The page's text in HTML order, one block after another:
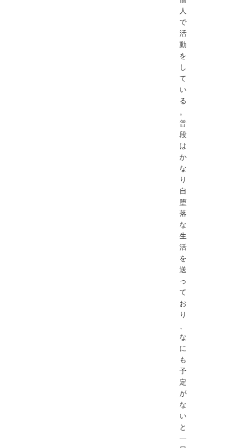
人
で
活
動
を
し
て
い
る
。
普
段
は
か
な
り
自
堕
落
な
生
活
を
送
っ
て
お
り
、
な
に
も
予
定
が
な
い
と
一